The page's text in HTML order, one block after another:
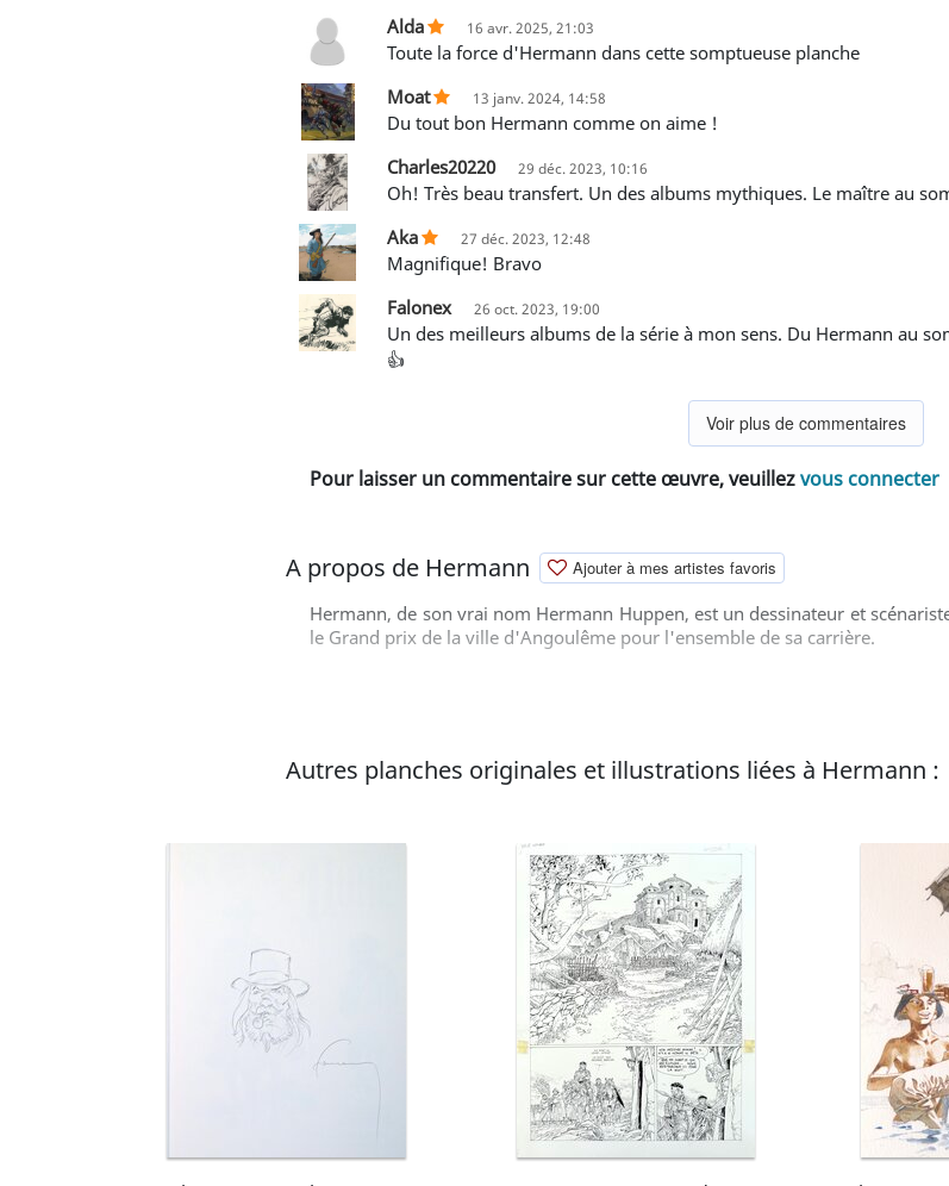
Alda 16 avr. 2025, 21:03
Toute la force d'Hermann dans cette somptueuse planche
Moat
13 janv. 2024, 14:58
Du tout bon Hermann comme on aime !
Charles20220
29 déc. 2023, 10:16
Oh! Très beau transfert. Un des albums mythiques. Le maître au
Aka
27 déc. 2023, 12:48
Magnifique! Bravo
Falonex
26 oct. 2023, 19:00
Un des meilleurs albums de la série à mon sens. Du Hermann au sommet, ça fourmille de partout…! Beau transfert
👍
Voir plus de commentaires
Pour laisser un commentaire sur cette œuvre, veuillezvous connecter
A propos de Hermann Ajouter à mes artistes favoris
Hermann, de son vrai nom Hermann Huppen, est un dessinateur et
le Grand prix de la ville d'Angoulême pour l'ensemble de sa carrière.
Autres planches originales et illustrations liées à Hermann :